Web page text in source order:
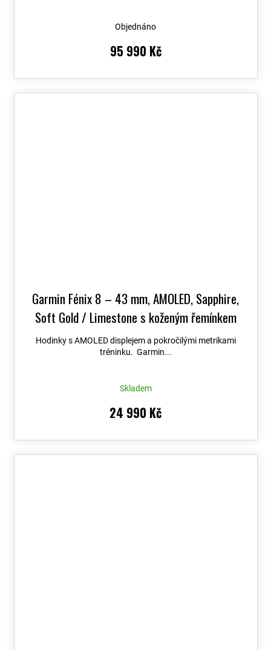
Objednáno
95 990 Kč
Garmin Fénix 8 – 43 mm, AMOLED, Sapphire,
Soft Gold / Limestone s koženým řemínkem
010-02903-40+ možnost výměny do 90 dní +
Topo Czech PRO Voucher
Hodinky s AMOLED displejem a pokročilými metrikami
tréninku. Garmin...
Skladem
24 990 Kč